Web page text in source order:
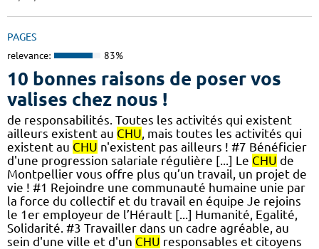
PAGES
relevance: 83%
10 bonnes raisons de poser vos
valises chez nous !
de responsabilités. Toutes les activités qui existent
ailleurs existent au CHU, mais toutes les activités qui
existent au CHU n'existent pas ailleurs ! #7 Bénéficier
d'une progression salariale régulière [...] Le CHU de
Montpellier vous offre plus qu’un travail, un projet de
vie ! #1 Rejoindre une communauté humaine unie par
la force du collectif et du travail en équipe Je rejoins
le 1er employeur de l’Hérault [...] Humanité, Egalité,
Solidarité. #3 Travailler dans un cadre agréable, au
sein d'une ville et d'un CHU responsables et citoyens